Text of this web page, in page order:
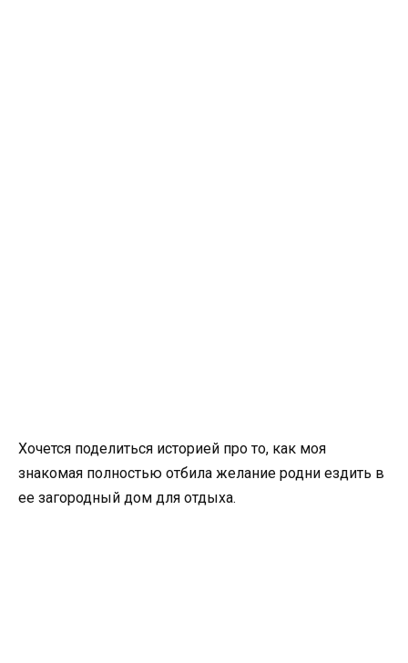
Хочется поделиться историей про то, как моя
знакомая полностью отбила желание родни ездить в
ее загородный дом для отдыха.